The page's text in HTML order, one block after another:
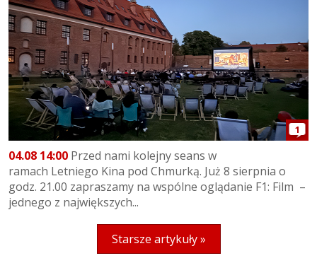
1
04.08 14:00 Przed nami kolejny seans w
ramach Letniego Kina pod Chmurką. Już 8 sierpnia o
godz. 21.00 zapraszamy na wspólne oglądanie F1: Film –
jednego z największych...
Starsze artykuły »